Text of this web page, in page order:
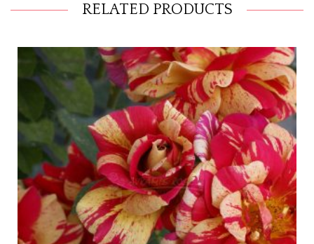
RELATED PRODUCTS